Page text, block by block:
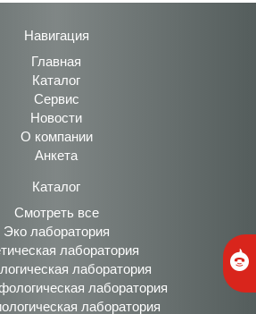
Навигация
Главная
Каталог
Сервис
Новости
О компании
Анкета
Каталог
Смотреть все
Эко лаборатория
лаборатория
лаборатория
лаборатория
лаборатория